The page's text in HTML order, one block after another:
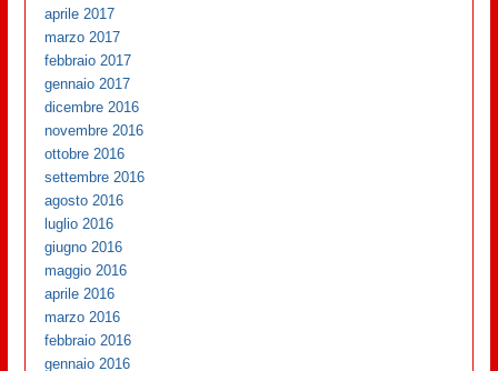
aprile 2017
marzo 2017
febbraio 2017
gennaio 2017
dicembre 2016
novembre 2016
ottobre 2016
settembre 2016
agosto 2016
luglio 2016
giugno 2016
maggio 2016
aprile 2016
marzo 2016
febbraio 2016
gennaio 2016